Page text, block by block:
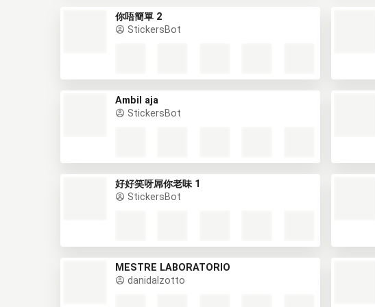
你唔簡單 2
StickersBot
Ambil aja
StickersBot
好好笑呀屌你老味 1
StickersBot
MESTRE LABORATÓRIO
danidalzotto